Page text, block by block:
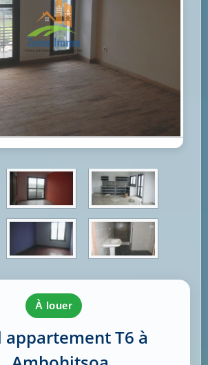
à louer
appartement T6 à